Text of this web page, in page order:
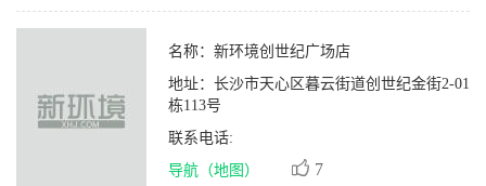
名称： 新环境创世纪广场店
地址： 长沙市天心区暮云街道创世纪金街2-01
栋113号
联系电话:
导航（地图）
7